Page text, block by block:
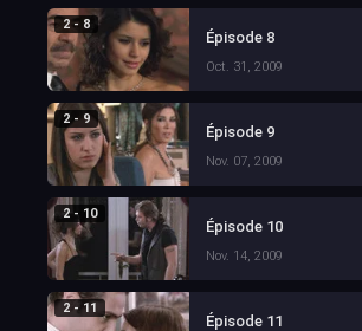
2 - 8
Épisode 8
Oct. 31, 2009
2 - 9
Épisode 9
Nov. 07, 2009
2 - 10
Épisode 10
Nov. 14, 2009
2 - 11
Épisode 11